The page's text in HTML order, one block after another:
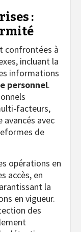
:
confrontées à
incluant la
informations
personnel.
facteurs,
avancés avec
de
opérations en
accès, en
la
en vigueur.
des